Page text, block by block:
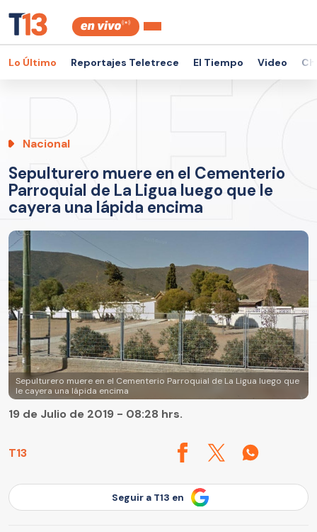
Lo Último Reportajes Teletrece El Tiempo Video
Nacional
Sepulturero muere en el Cementerio
Parroquial de La Ligua luego que le
cayera una lápida encima
Sepulturero muere en el Cementerio Parroquial de La Ligua luego que
le cayera una lápida encima
T13
19 de Julio de 2019 - 08:28 hrs.
Seguir a T13 en